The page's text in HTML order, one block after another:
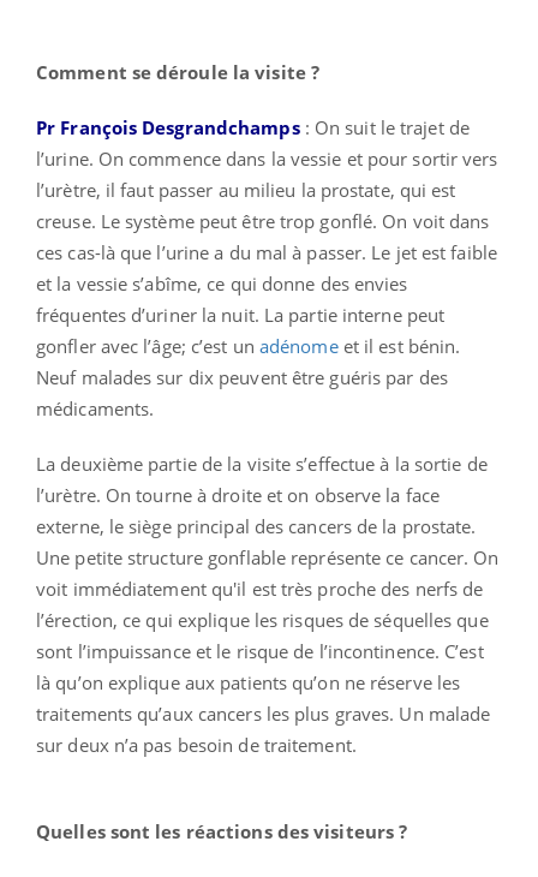
Comment se déroule la visite ?
Pr François Desgrandchamps : On suit le trajet de
l’urine. On commence dans la vessie et pour sortir vers
l’urètre, il faut passer au milieu la prostate, qui est
creuse. Le système peut être trop gonflé. On voit dans
ces cas-là que l’urine a du mal à passer. Le jet est faible
et la vessie s’abîme, ce qui donne des envies
fréquentes d’uriner la nuit. La partie interne peut
gonfler avec l’âge; c’est un adénomeet il est bénin.
Neuf malades sur dix peuvent être guéris par des
médicaments.
La deuxième partie de la visite s’effectue à la sortie de
l’urètre. On tourne à droite et on observe la face
externe, le siège principal des cancers de la prostate.
Une petite structure gonflable représente ce cancer. On
voit immédiatement qu'il est très proche des nerfs de
l’érection, ce qui explique les risques de séquelles que
sont l’impuissance et le risque de l’incontinence. C’est
là qu’on explique aux patients qu’on ne réserve les
traitements qu’aux cancers les plus graves. Un malade
sur deux n’a pas besoin de traitement.
Quelles sont les réactions des visiteurs ?